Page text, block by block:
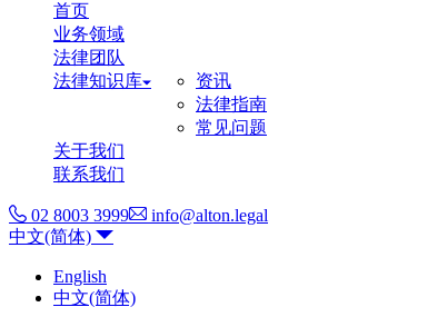
首页
业务领域
法律团队
法律知识库
资讯
法律指南
常见问题
关于我们
联系我们
02 8003 3999
info@alton.legal
中文(简体)
English
中文(简体)